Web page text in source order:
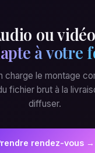
ou
à votre
charge le montage
fichier brut à la
diffuser.
rendez-vous →